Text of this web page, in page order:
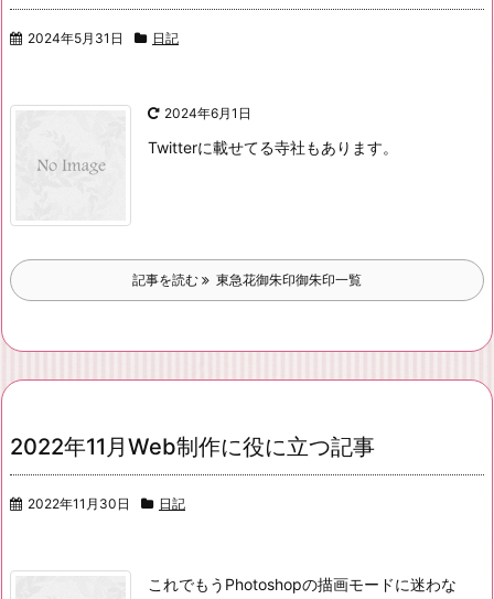
2024年5月31日 日記
2024年6月1日
Twitterに載せてる寺社もあります。
記事を読む 東急花御朱印御朱印一覧
2022年11月Web制作に役に立つ記事
2022年11月30日 日記
これでもうPhotoshopの描画モードに迷わな